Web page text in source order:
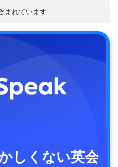
まれています
しくない英会